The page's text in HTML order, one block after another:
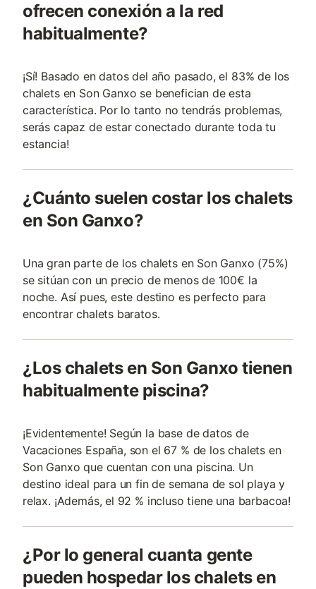
ofrecen conexión a la red
habitualmente?
¡Sí! Basado en datos del año pasado, el 83% de los
chalets en Son Ganxo se benefician de esta
característica. Por lo tanto no tendrás problemas,
serás capaz de estar conectado durante toda tu
estancia!
¿Cuánto suelen costar los chalets
en Son Ganxo?
Una gran parte de los chalets en Son Ganxo (75%)
se sitúan con un precio de menos de 100€ la
noche. Así pues, este destino es perfecto para
encontrar chalets baratos.
¿Los chalets en Son Ganxo tienen
habitualmente piscina?
¡Evidentemente! Según la base de datos de
Vacaciones España, son el 67 % de los chalets en
Son Ganxo que cuentan con una piscina. Un
destino ideal para un fin de semana de sol playa y
relax. ¡Además, el 92 % incluso tiene una barbacoa!
¿Por lo general cuanta gente
pueden hospedar los chalets en